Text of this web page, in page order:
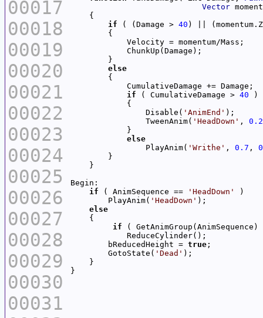
00017
00018
00019
00020
00021
00022
00023
00024
00025
00026
00027
00028
00029
00030
00031
Vector
if ( (Damage > 40 ) ||
else
if ( CumulativeDamage > 40
                Disable(
'AnimEnd'
                TweenAnim(
'HeadDown' ,
else
                PlayAnim(
'Writhe' , 0.7 ,
if ( AnimSequence == 'HeadDown'
        PlayAnim(
'HeadDown'
else
if (
        bReducedHeight =
true
        GotoState(
'Dead'
}